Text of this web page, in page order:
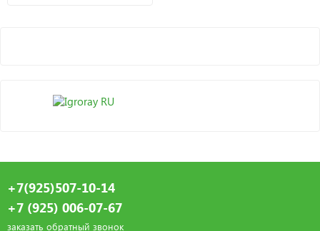
+7(925)507-10-14
+7 (925) 006-07-67
заказать обратный звонок